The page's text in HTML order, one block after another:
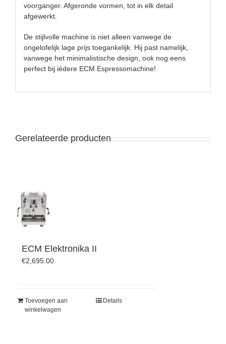
voorganger. Afgeronde vormen, tot in elk detail
afgewerkt.
De stijlvolle machine is niet alleen vanwege de
ongelofelijk lage prijs toegankelijk. Hij past namelijk,
vanwege het minimalistische design, ook nog eens
perfect bij iédere ECM Espressomachine!
Gerelateerde producten
ECM Elektronika II
€2,695.00
Toevoegen aan
winkelwagen
Details